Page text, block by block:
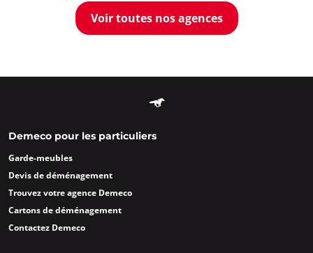
Voir toutes nos agences
Demeco pour les particuliers
Garde-meubles
Devis de déménagement
Trouvez votre agence Demeco
Cartons de déménagement
Contactez Demeco